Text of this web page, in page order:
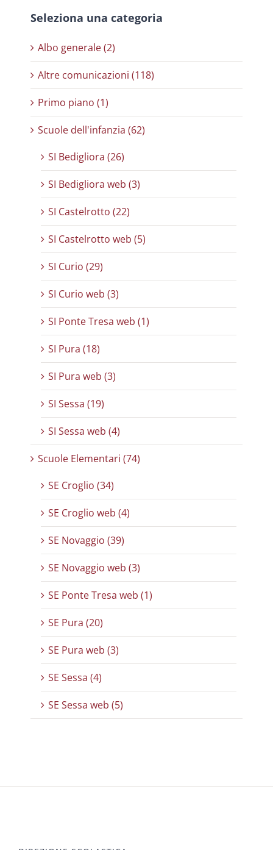
Seleziona una categoria
Albo generale (2)
Altre comunicazioni (118)
Primo piano (1)
Scuole dell'infanzia (62)
SI Bedigliora (26)
SI Bedigliora web (3)
SI Castelrotto (22)
SI Castelrotto web (5)
SI Curio (29)
SI Curio web (3)
SI Ponte Tresa web (1)
SI Pura (18)
SI Pura web (3)
SI Sessa (19)
SI Sessa web (4)
Scuole Elementari (74)
SE Croglio (34)
SE Croglio web (4)
SE Novaggio (39)
SE Novaggio web (3)
SE Ponte Tresa web (1)
SE Pura (20)
SE Pura web (3)
SE Sessa (4)
SE Sessa web (5)